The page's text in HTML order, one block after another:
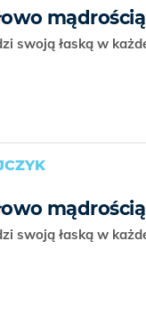
mądrością
swoją łaską w
mądrością
swoją łaską w